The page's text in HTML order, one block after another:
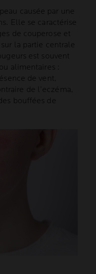
causée par une
Elle se caractérise
de couperose et
la partie centrale
est souvent
alimentaires :
de vent,
de l’eczéma,
bouffées de